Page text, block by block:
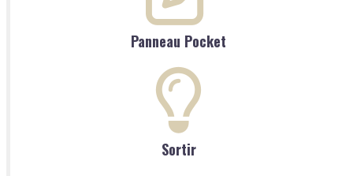
Panneau Pocket
Sortir